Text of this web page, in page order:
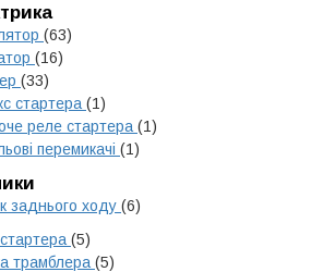
(63)
(16)
(33)
стартера (1)
реле стартера (1)
перемикачі (1)
заднього ходу (6)
(5)
трамблера (5)